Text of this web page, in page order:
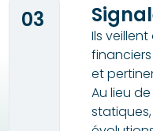
03
Ils
et
Au lieu